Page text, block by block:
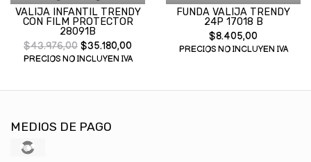
VALIJA INFANTIL TRENDY
CON FILM PROTECTOR
28091B
$43.976,00 $35.180,00
PRECIOS NO INCLUYEN IVA
FUNDA VALIJA TRENDY
24P 17018 B
$8.405,00
PRECIOS NO INCLUYEN IVA
MEDIOS DE PAGO